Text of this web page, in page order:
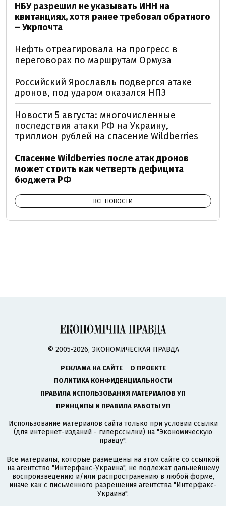
НБУ разрешил не указывать ИНН на
квитанциях, хотя ранее требовал обратного
– Укрпочта
Нефть отреагировала на прогресс в
переговорах по маршрутам Ормуза
Российский Ярославль подвергся атаке
дронов, под ударом оказался НПЗ
Новости 5 августа: многочисленные
последствия атаки РФ на Украину,
триллион рублей на спасение Wildberries
Спасение Wildberries после атак дронов
может стоить как четверть дефицита
бюджета РФ
ВСЕ НОВОСТИ
© 2005-2026, ЭКОНОМИЧЕСКАЯ ПРАВДА
РЕКЛАМА НА САЙТЕ
О ПРОЕКТЕ
ПОЛИТИКА КОНФИДЕНЦИАЛЬНОСТИ
ПРАВИЛА ИСПОЛЬЗОВАНИЯ МАТЕРИАЛОВ УП
ПРИНЦИПЫ И ПРАВИЛА РАБОТЫ УП
Использование материалов сайта только при условии ссылки
(для интернет-изданий - гиперссылки) на "Экономическую
правду".
Все материалы, которые размещены на этом сайте со ссылкой
на агентство "Интерфакс-Украина", не подлежат дальнейшему
воспроизведению и/или распространению в любой форме,
иначе как с письменного разрешения агентства "Интерфакс-
Украина".